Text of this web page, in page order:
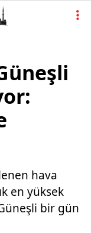
hava
en yüksek
bir gün